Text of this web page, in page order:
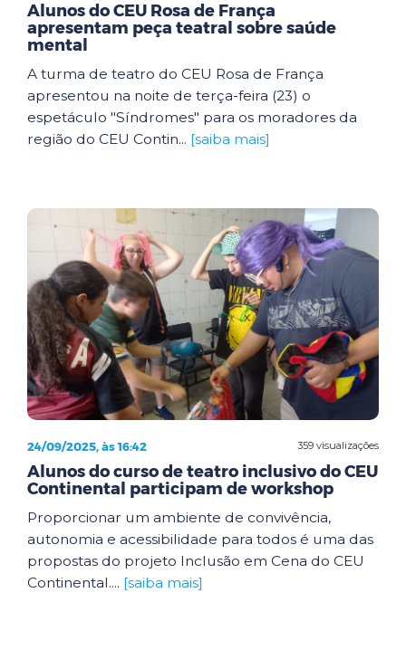
Alunos do CEU Rosa de França
apresentam peça teatral sobre saúde
mental
A turma de teatro do CEU Rosa de França
apresentou na noite de terça-feira (23) o
espetáculo "Síndromes" para os moradores da
região do CEU Contin... [saiba mais]
359 visualizações
24/09/2025, às 16:42
Alunos do curso de teatro inclusivo do CEU
Continental participam de workshop
Proporcionar um ambiente de convivência,
autonomia e acessibilidade para todos é uma das
propostas do projeto Inclusão em Cena do CEU
Continental.... [saiba mais]